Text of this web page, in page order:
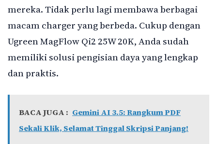
mereka. Tidak perlu lagi membawa berbagai
macam charger yang berbeda. Cukup dengan
Ugreen MagFlow Qi2 25W 20K, Anda sudah
memiliki solusi pengisian daya yang lengkap
dan praktis.
BACA JUGA : Gemini AI 3.5: Rangkum PDF
Sekali Klik, Selamat Tinggal Skripsi Panjang!